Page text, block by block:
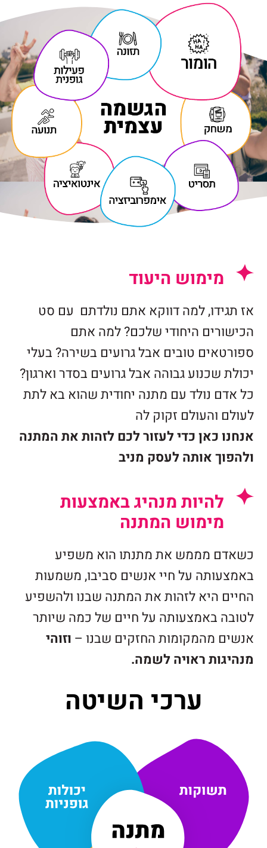
מימוש היעוד
אז תגידו, למה דווקא אתם נולדתם עם סט
הכישורים היחודי שלכם? למה אתם
ספורטאים טובים אבל גרועים בשירה? בעלי
יכולת שכנוע גבוהה אבל גרועים בסדר וארגון?
כל אדם נולד עם מתנה יחודית שהוא בא לתת
לעולם והעולם זקוק לה
אנחנו כאן כדי לעזור לכם לזהות את המתנה
ולהפוך אותה לעסק מניב
להיות מנהיג באמצעות
מימוש המתנה
כשאדם מממש את מתנתו הוא משפיע
באמצעותה על חיי אנשים סביבו, משמעות
החיים היא לזהות את המתנה שבנו ולהשפיע
לטובה באמצעותה על חיים של כמה שיותר
אנשים מהמקומות החזקים שבנו – וזוהי
מנהיגות ראויה לשמה.
ערכי השיטה